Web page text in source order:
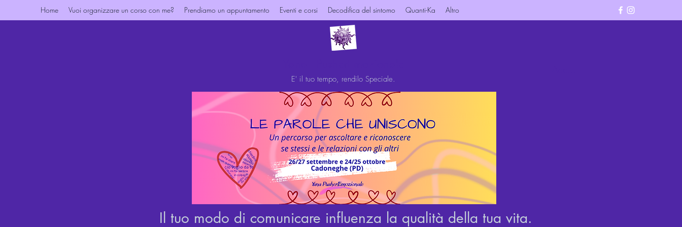
Home Vuoi organizzare un corso con me? Prendiamo un appuntamento Eventi e corsi Decodifica del sintomo Quanti-Ka Altro
E' il tuo tempo, rendilo Speciale.
Il tuo modo di comunicare influenza la qualità della tua vita.